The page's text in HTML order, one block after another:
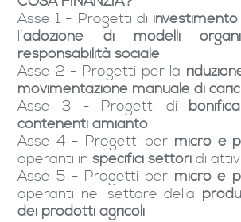
Asse 1 - Progetti di investimento
l’adozione di modelli
responsabilità sociale
Asse 2 - Progetti per la
movimentazione manuale di
Asse 3 - Progetti di
contenenti amianto
Asse 4 - Progetti per micro e
operanti inspecifici settoridi
Asse 5 - Progetti per micro e
operanti nel settore della
dei prodotti agricoli